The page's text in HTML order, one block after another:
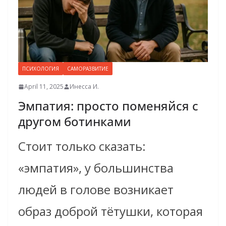
ПСИХОЛОГИЯ САМОРАЗВИТИЕ
April 11, 2025 Инесса И.
Эмпатия: просто поменяйся с
другом ботинками
Стоит только сказать:
«эмпатия», у большинства
людей в голове возникает
образ доброй тётушки, которая